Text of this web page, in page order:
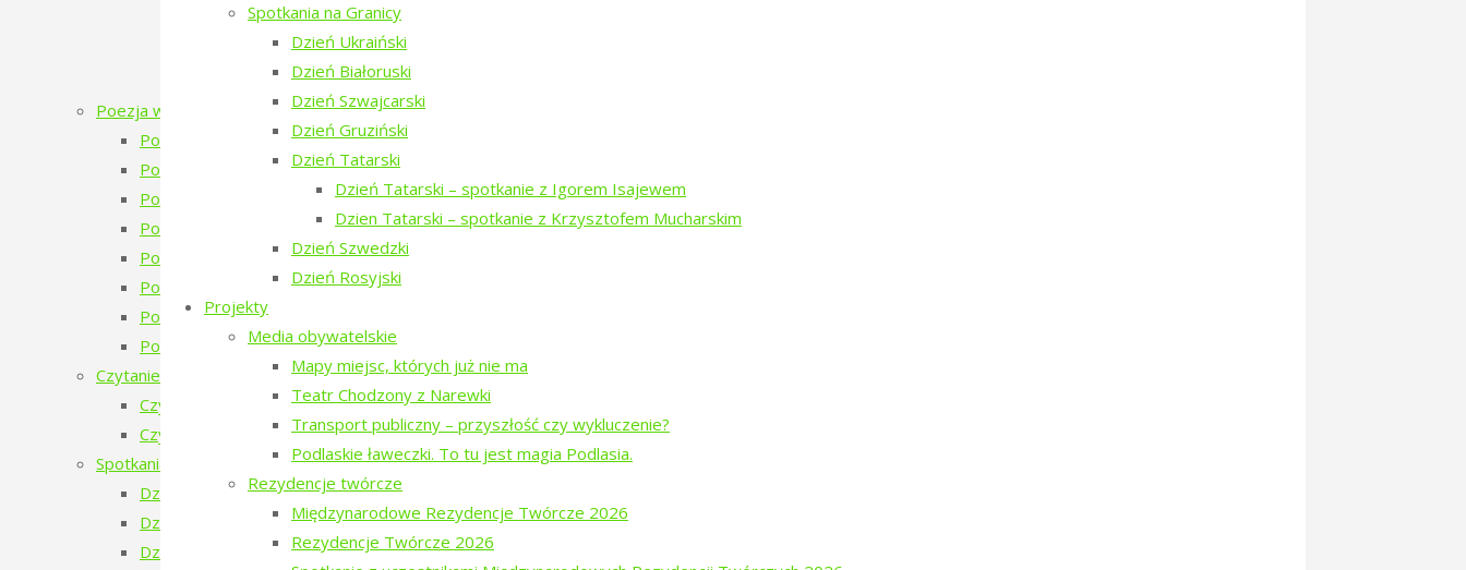
Spotkania na Granicy
Dzień Ukraiński
Dzień Białoruski
Dzień Szwajcarski
Dzień Gruziński
Dzień Tatarski
Dzień Tatarski – spotkanie z Igorem Isajewem
Dzien Tatarski – spotkanie z Krzysztofem Mucharskim
Dzień Szwedzki
Dzień Rosyjski
Projekty
Media obywatelskie
Mapy miejsc, których już nie ma
Teatr Chodzony z Narewki
Transport publiczny – przyszłość czy wykluczenie?
Podlaskie ławeczki. To tu jest magia Podlasia.
Rezydencje twórcze
Międzynarodowe Rezydencje Twórcze 2026
Rezydencje Twórcze 2026
Dzień Ukraiński
Warsztaty: Pamiętajmy o ogrodach
Monodram „Ksenia”
Poezja w Puszczy
Poezja w Puszczy – 7. edycja – 2026
Poezja w Puszczy – 6. edycja – 2025
Poezja w Puszczy – 5. edycja – 2024
Poezja w Puszczy – 4. edycja – 2023
Poezja w Puszczy – 4 edycja 2023 – zapowiedź
Poezja w Puszczy – 3. edycja
Poezja w Puszczy – 2. edycja
Poezja w Puszczy i Bieżeństwo
Czytanie Puszczy
Czytanie Puszczy (2025)
Czytanie Puszczy (2026)
Spotkania na Granicy
Dzień Ukraiński
Dzień Białoruski
Dzień Szwajcarski